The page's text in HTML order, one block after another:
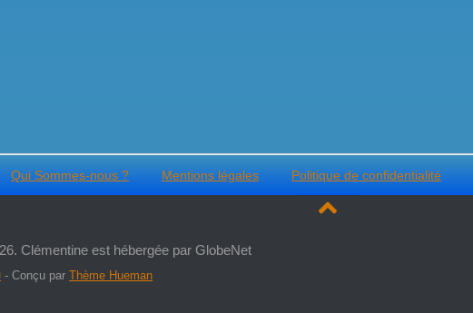
Qui Sommes-nous ? Mentions légales Politique de confidentialité
Clémentine est hébergée par GlobeNet
- Conçu parThème Hueman